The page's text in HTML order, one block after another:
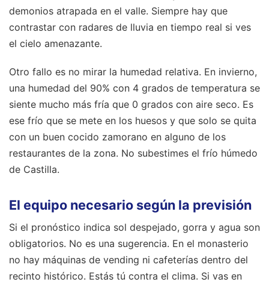
demonios atrapada en el valle. Siempre hay que
contrastar con radares de lluvia en tiempo real si ves
el cielo amenazante.
Otro fallo es no mirar la humedad relativa. En invierno,
una humedad del 90% con 4 grados de temperatura se
siente mucho más fría que 0 grados con aire seco. Es
ese frío que se mete en los huesos y que solo se quita
con un buen cocido zamorano en alguno de los
restaurantes de la zona. No subestimes el frío húmedo
de Castilla.
El equipo necesario según la previsión
Si el pronóstico indica sol despejado, gorra y agua son
obligatorios. No es una sugerencia. En el monasterio
no hay máquinas de vending ni cafeterías dentro del
recinto histórico. Estás tú contra el clima. Si vas en